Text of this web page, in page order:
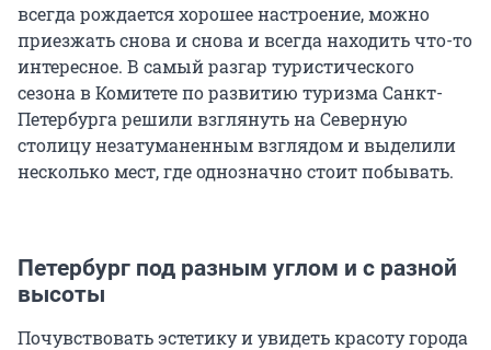
всегда рождается хорошее настроение, можно
приезжать снова и снова и всегда находить что-то
интересное. В самый разгар туристического
сезона в Комитете по развитию туризма Санкт-
Петербурга решили взглянуть на Северную
столицу незатуманенным взглядом и выделили
несколько мест, где однозначно стоит побывать.
Петербург под разным углом и с разной
высоты
Почувствовать эстетику и увидеть красоту города